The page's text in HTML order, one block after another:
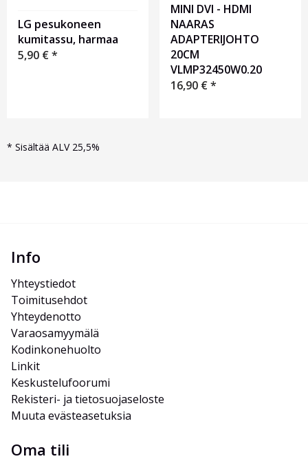
LG pesukoneen
kumitassu, harmaa
5,90 €*
MINI DVI - HDMI
NAARAS
ADAPTERIJOHTO
20CM
VLMP32450W0.20
16,90 €*
* Sisältää ALV 25,5%
Info
Yhteystiedot
Toimitusehdot
Yhteydenotto
Varaosamyymälä
Kodinkonehuolto
Linkit
Keskustelufoorumi
Rekisteri- ja tietosuojaseloste
Muuta evästeasetuksia
Oma tili